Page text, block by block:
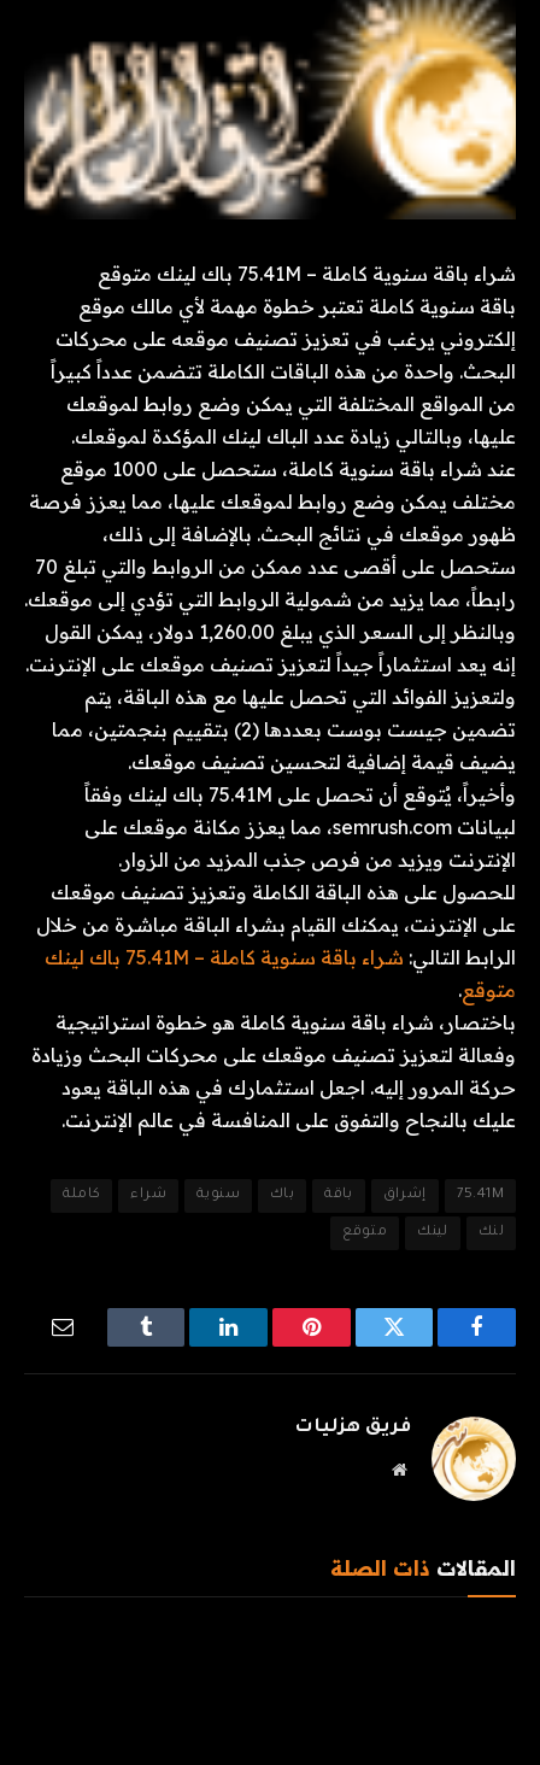
شراء باقة سنوية كاملة – 75.41M باك لينك متوقع
باقة سنوية كاملة تعتبر خطوة مهمة لأي مالك موقع
إلكتروني يرغب في تعزيز تصنيف موقعه على محركات
البحث. واحدة من هذه الباقات الكاملة تتضمن عدداً كبيراً
من المواقع المختلفة التي يمكن وضع روابط لموقعك
عليها، وبالتالي زيادة عدد الباك لينك المؤكدة لموقعك.
عند شراء باقة سنوية كاملة، ستحصل على 1000 موقع
مختلف يمكن وضع روابط لموقعك عليها، مما يعزز فرصة
ظهور موقعك في نتائج البحث. بالإضافة إلى ذلك،
ستحصل على أقصى عدد ممكن من الروابط والتي تبلغ 70
رابطاً، مما يزيد من شمولية الروابط التي تؤدي إلى موقعك.
وبالنظر إلى السعر الذي يبلغ 1,260.00 دولار، يمكن القول
إنه يعد استثماراً جيداً لتعزيز تصنيف موقعك على الإنترنت.
ولتعزيز الفوائد التي تحصل عليها مع هذه الباقة، يتم
تضمين جيست بوست بعددها (2) بتقييم بنجمتين، مما
يضيف قيمة إضافية لتحسين تصنيف موقعك.
وأخيراً، يُتوقع أن تحصل على 75.41M باك لينك وفقاً
لبيانات semrush.com، مما يعزز مكانة موقعك على
الإنترنت ويزيد من فرص جذب المزيد من الزوار.
للحصول على هذه الباقة الكاملة وتعزيز تصنيف موقعك
على الإنترنت، يمكنك القيام بشراء الباقة مباشرة من خلال
الرابط التالي:
شراء باقة سنوية كاملة – 75.41M باك لينك
متوقع.
باختصار، شراء باقة سنوية كاملة هو خطوة استراتيجية
وفعالة لتعزيز تصنيف موقعك على محركات البحث وزيادة
حركة المرور إليه. اجعل استثمارك في هذه الباقة يعود
عليك بالنجاح والتفوق على المنافسة في عالم الإنترنت.
75.41M إشراق باقة باك سنوية شراء كاملة
لنك لينك متوقع
فيسبوك تويتر بينتيريستلينكدإن Tumblr
فريق هزليات
موقع
المقالات ذات الصلة